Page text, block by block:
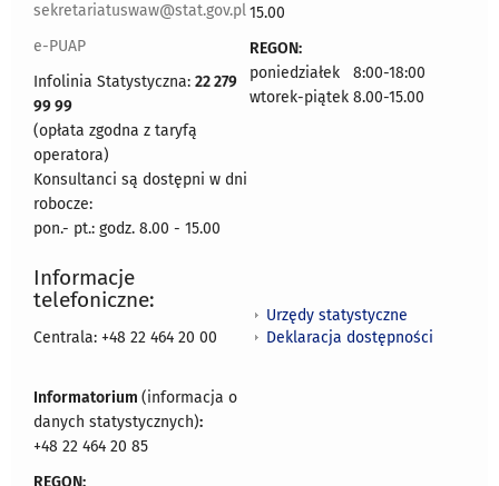
sekretariatuswaw@stat.gov.pl
e-PUAP
Infolinia Statystyczna: 22 279
99 99
(opłata zgodna z taryfą
operatora)
Konsultanci są dostępni w dni
robocze:
pon.- pt.: godz. 8.00 - 15.00
15.00
REGON:
poniedziałek 8:00-18:00
wtorek-piątek 8.00-15.00
Informacje
telefoniczne:
Centrala: +48 22 464 20 00
Informatorium (informacja o
danych statystycznych):
+48 22 464 20 85
Urzędy statystyczne
Deklaracja dostępności